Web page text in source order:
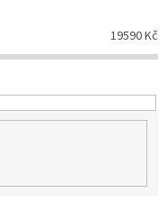
19590Kč